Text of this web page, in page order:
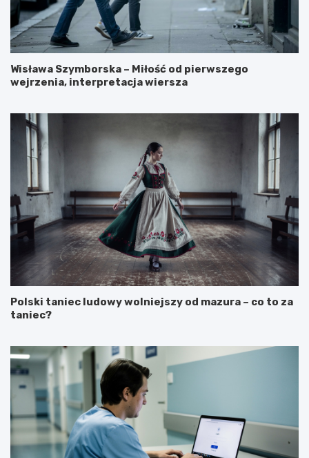
Wisława Szymborska – Miłość od pierwszego
wejrzenia, interpretacja wiersza
Polski taniec ludowy wolniejszy od mazura – co to za
taniec?